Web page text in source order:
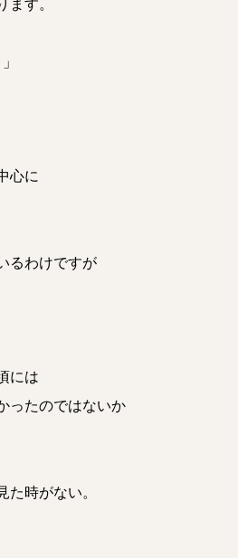
ます。
心に
るわけですが
には
ったのではないか
た時がない。